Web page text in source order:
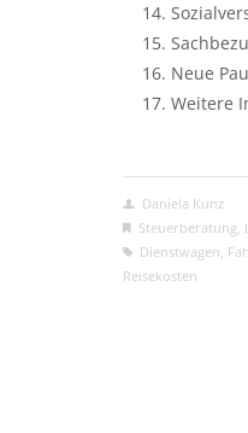
Neue
Weitere
Daniela Kunz
Steuerberatung,
Dienstwagen,
Reisekosten